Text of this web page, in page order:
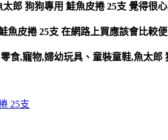
郎 狗狗專用 鮭魚皮捲 25支 覺得很
魚皮捲 25支 在網路上買應該會比較
食,寵物,婦幼玩具、童裝童鞋,魚太郎